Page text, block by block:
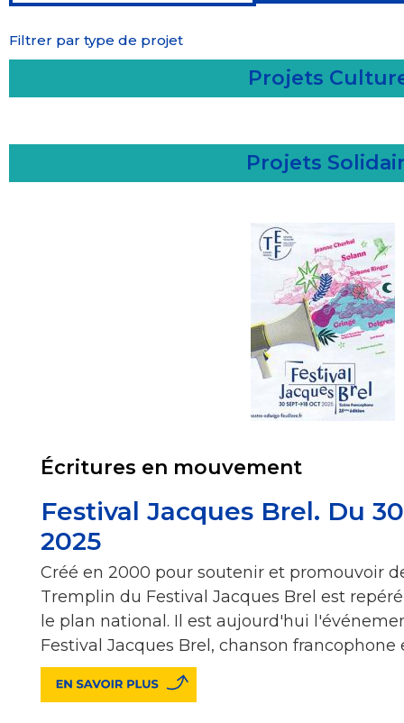
Filtrer par type de projet
Projets
Projets
Écritures en mouvement
Festival Jacques Brel. Du
2025
Créé en 2000 pour soutenir et promouvoir
Tremplin du Festival Jacques Brel est
le plan national. Il est aujourd'hui
Festival Jacques Brel, chanson francophone